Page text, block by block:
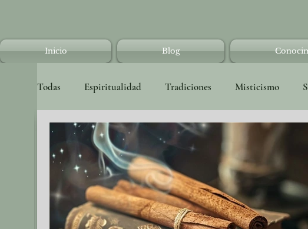
Inicio Blog
Todas Espiritualidad Tradiciones Misticismo